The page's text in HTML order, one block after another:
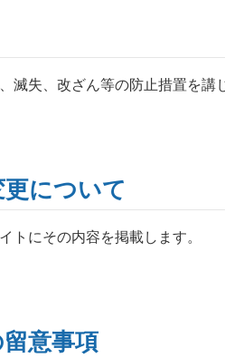
滅失、改ざん等の防止措置を
について
にその内容を掲載します。
意事項